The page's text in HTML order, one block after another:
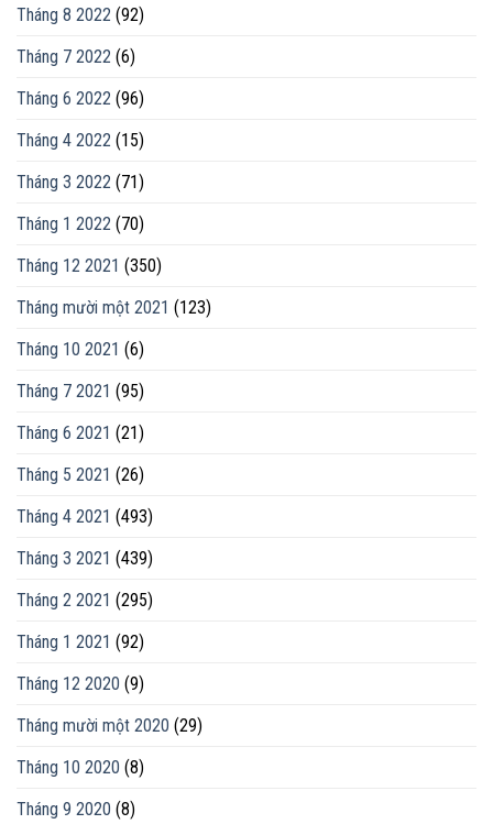
Tháng 8 2022 (92)
Tháng 7 2022 (6)
Tháng 6 2022 (96)
Tháng 4 2022 (15)
Tháng 3 2022 (71)
Tháng 1 2022 (70)
Tháng 12 2021 (350)
Tháng mười một 2021 (123)
Tháng 10 2021 (6)
Tháng 7 2021 (95)
Tháng 6 2021 (21)
Tháng 5 2021 (26)
Tháng 4 2021 (493)
Tháng 3 2021 (439)
Tháng 2 2021 (295)
Tháng 1 2021 (92)
Tháng 12 2020 (9)
Tháng mười một 2020 (29)
Tháng 10 2020 (8)
Tháng 9 2020 (8)